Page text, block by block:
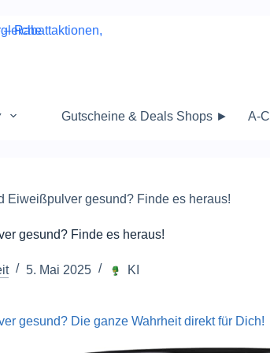
Gutscheine & Deals Shops ► A-C
Eiweißpulver gesund? Finde es heraus!
gesund? Finde es heraus!
5. Mai 2025 KI
gesund? Die ganze Wahrheit direkt für Dich!